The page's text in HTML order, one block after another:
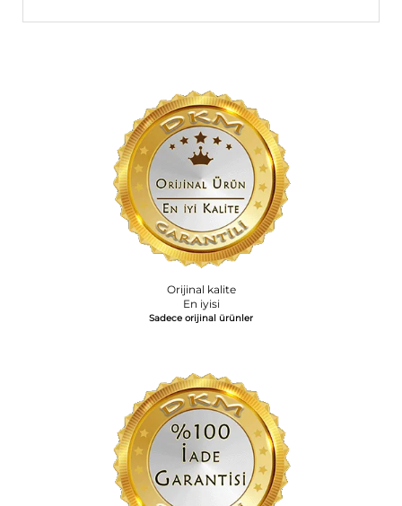
Orijinal kalite
En iyisi
Sadece orijinal ürünler